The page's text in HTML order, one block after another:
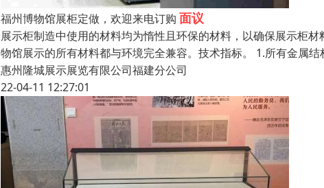
福州博物馆展柜定做，欢迎来电订购 面议
展示柜制造中使用的材料均为惰性且环保的材料，以确保展示柜
物馆展示的所有材料都与环境完全兼容。技术指标。 1.所有金属
惠州隆城展示展览有限公司福建分公司
22-04-11 12:27:01